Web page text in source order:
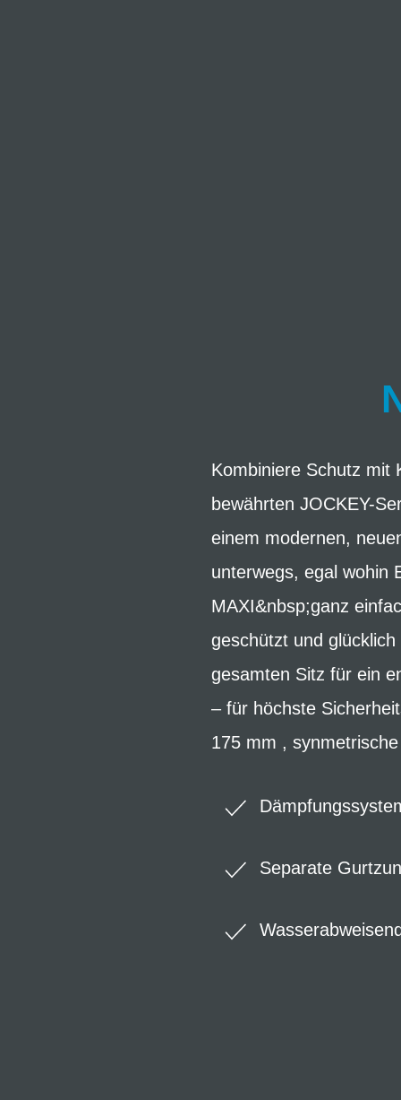
Kombiniere Schutz mit
bewährten JOCKEY-
einem modernen,
unterwegs, egal wohin
MAXI&nbsp;ganz
geschützt und
gesamten Sitz für ein
– für höchste
175 mm ,
Separate